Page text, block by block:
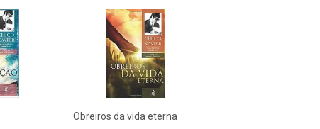
Obreiros da vida eterna